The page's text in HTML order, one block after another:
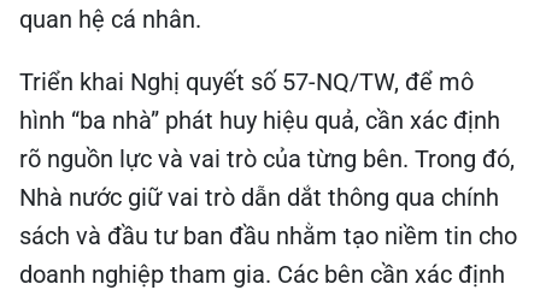
quan hệ cá nhân.
Triển khai Nghị quyết số 57-NQ/TW, để mô
hình “ba nhà” phát huy hiệu quả, cần xác định
rõ nguồn lực và vai trò của từng bên. Trong đó,
Nhà nước giữ vai trò dẫn dắt thông qua chính
sách và đầu tư ban đầu nhằm tạo niềm tin cho
doanh nghiệp tham gia. Các bên cần xác định